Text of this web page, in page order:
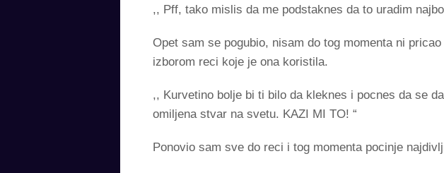
,, Pff, tako mislis da me podstaknes da to uradim
Opet sam se pogubio, nisam do tog momenta ni
izborom reci koje je ona koristila.
,, Kurvetino bolje bi ti bilo da kleknes i pocnes da se
omiljena stvar na svetu. KAZI MI TO! “
Ponovio sam sve do reci i tog momenta pocinje